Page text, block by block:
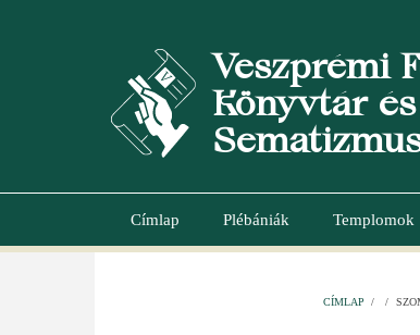
Veszprémi
Könyvtár
Main
Címlap Plébániák Templomok
CÍMLAP / /